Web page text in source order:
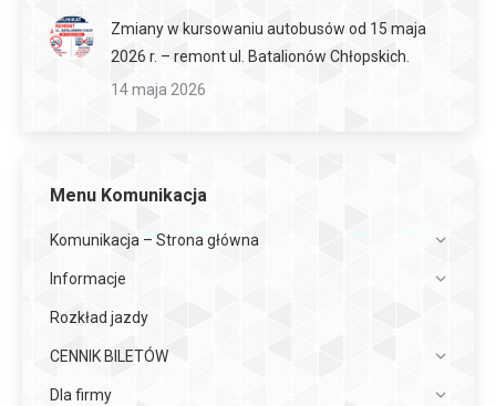
Zmiany w kursowaniu autobusów od 15 maja
2026 r. – remont ul. Batalionów Chłopskich.
14 maja 2026
Menu Komunikacja
Komunikacja – Strona główna
Informacje
Rozkład jazdy
CENNIK BILETÓW
Dla firmy